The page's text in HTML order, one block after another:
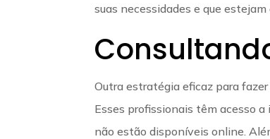
suas necessidades e que
Outra estratégia eficaz para
Esses profissionais têm acesso
não estão disponíveis online.